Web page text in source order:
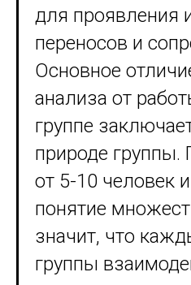
для проявления
переносов и
Основное
анализа от
группе
природе группы.
от 5-10 человек
понятие
значит, что
группы